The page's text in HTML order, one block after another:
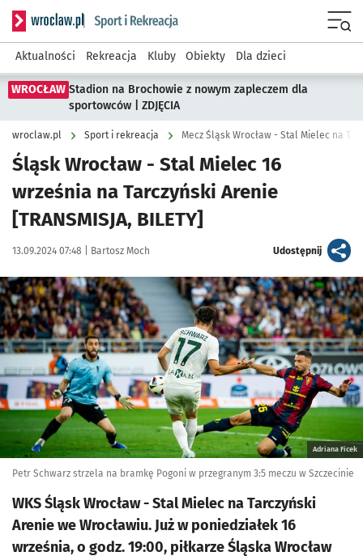
Serwis informacyjny wroclaw.pl podserwis: Sport i rekreacja
Aktualności Rekreacja Kluby Obiekty Dla dzieci
WROCŁAW Stadion na Brochowie z nowym zapleczem dla
sportowców | ZDJĘCIA
wroclaw.pl Sport i rekreacja Mecz Śląsk Wrocław - Stal Mielec na
Śląsk Wrocław - Stal Mielec 16
września na Tarczyński Arenie
[TRANSMISJA, BILETY]
Data publikacji:
13.09.2024 07:48 | Autor:
Bartosz Moch Udostępnijartykuł
Kliknij, aby powiększyć
Adriana Ficek
Petr Schwarz strzela na bramkę Pogoni w przegranym 3:5 meczu w Szczecinie
WKS Śląsk Wrocław - Stal Mielec na Tarczyński
Arenie we Wrocławiu. Już w poniedziałek 16
września, o godz. 19:00, piłkarze Śląska Wrocław